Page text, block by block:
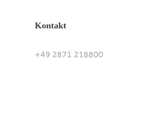
Kontakt
+49 2871 218800